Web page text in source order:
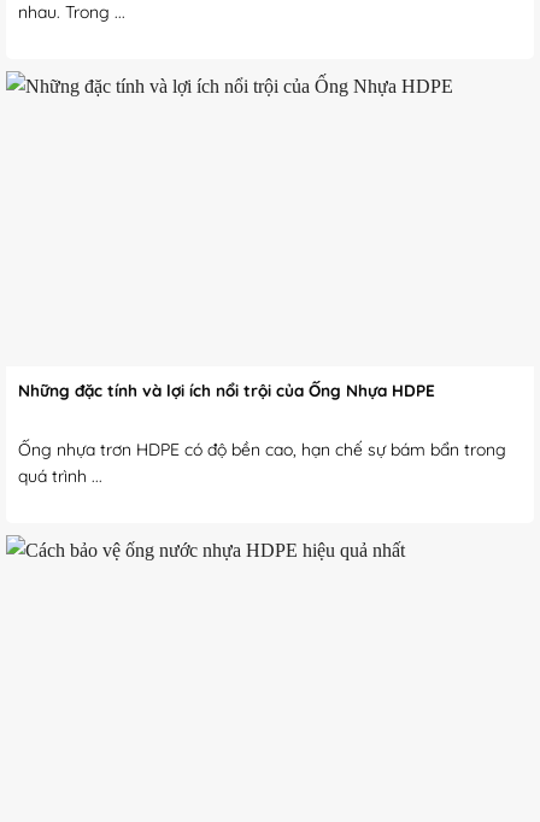
nhau. Trong ...
Những đặc tính và lợi ích nổi trội của Ống Nhựa HDPE
Ống nhựa trơn HDPE có độ bền cao, hạn chế sự bám bẩn trong
quá trình ...